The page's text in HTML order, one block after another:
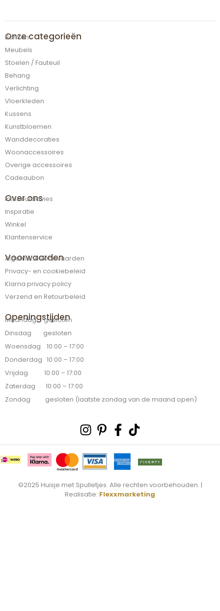
Onze categorieën
Banken
Meubels
Stoelen / Fauteuil
Behang
Verlichting
Vloerkleden
Kussens
Kunstbloemen
Wanddecoraties
Woonaccessoires
Overige accessoires
Cadeaubon
Over ons
Interieuradvies
Inspiratie
Winkel
Klantenservice
Voorwaarden
Algemene voorwaarden
Privacy- en cookiebeleid
Klarna privacy policy
Verzend en Retourbeleid
Openingstijden
Maandag gesloten
Dinsdag gesloten
Woensdag 10:00 – 17:00
Donderdag 10:00 – 17:00
Vrijdag 10:00 – 17:00
Zaterdag 10:00 – 17:00
Zondag gesloten (laatste zondag van de maand open)
Instagram
Pinterest-
p
Facebook-
f
Tiktok
©2025 Huisje met Spulletjes. Alle rechten voorbehouden. |
Realisatie: Flexxmarketing